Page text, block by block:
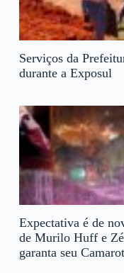
Serviços da
durante a Exposul
Expectativa é de
de Murilo Huff e
garanta seu